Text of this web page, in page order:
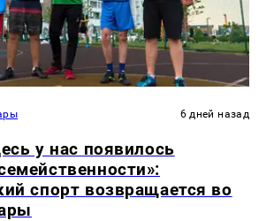
6 дней назад
у нас появилось
спорт возвращается во